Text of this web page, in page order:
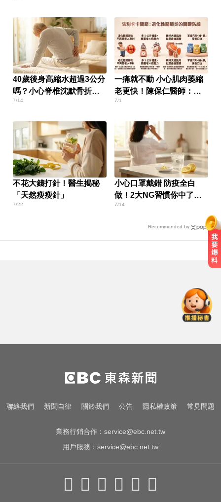
40歲後身高縮水超過3公分
嗎？小心脊椎沈默骨折正
在發生中
7/14
一痛就不動 小心肌肉萎縮
老更快！陳保仁醫師：打
破關節退化的「惡性循
7/1
不花大錢打針！醫生揭秘
「天然瘦瘦針」
7/22
小心口罩戴錯 防疫全白
做！2大NG習慣你中了
嗎？
7/14
Recommended by
說重話：考慮收回股務自辦
資深歌手「小秦漢」張海漢辭世享
壽68歲 好友證實噩耗
白海豚颱風強襲日本！奄美逾3萬戶
聯絡我們 新聞自律 關於我們 公告 隱私權政策 常見問題
業務行銷合作： service@ebc.net.tw
用戶服務： service@ebc.net.tw